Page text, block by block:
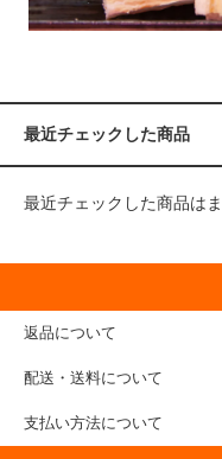
最近チェックした商品
最近チェックした商品は
返品について
配送・送料について
支払い方法について